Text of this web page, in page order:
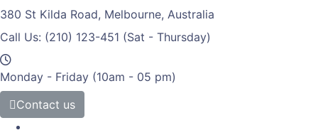
380 St Kilda Road, Melbourne, Australia
Call Us: (210) 123-451 (Sat - Thursday)
Monday - Friday (10am - 05 pm)
Contact us